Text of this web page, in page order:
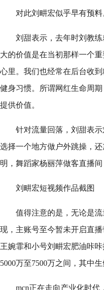
对此刘畊宏似乎早有预料
刘甜表示，去年时刘教
大的价值是在当初那样一个
心里。我们也经常在后台收到
健身习惯。所谓网红生命周
提供价值。
针对流量回落，刘甜表
选择一个地方做户外跳操，
明，舞蹈家杨丽萍做客直播间
刘畊宏短视频作品截图
值得注意的是，无论是
现，主账号至今暂未开启直
王婉霏和小号刘畊宏肥油咔
5000万至7500万之间，其中
mcn正在走向产业化时